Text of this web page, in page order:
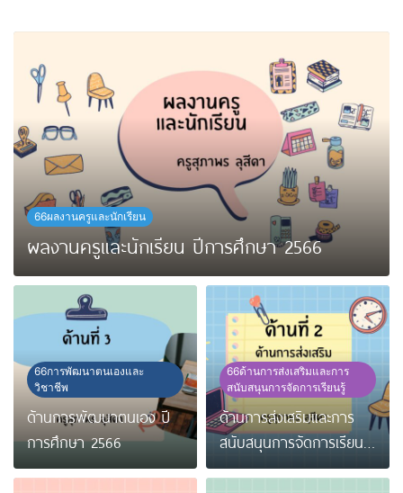
66ผลงานครูและนักเรียน
ผลงานครูและนักเรียน ปีการศึกษา 2566
66การพัฒนาตนเองและ
วิชาชีพ
ด้านการพัฒนาตนเอง ปี
การศึกษา 2566
66ด้านการส่งเสริมและการ
สนับสนุนการจัดการเรียนรู้
ด้านการส่งเสริมและการ
สนับสนุนการจัดการเรียนรู้
ปีการศึกษา 2566